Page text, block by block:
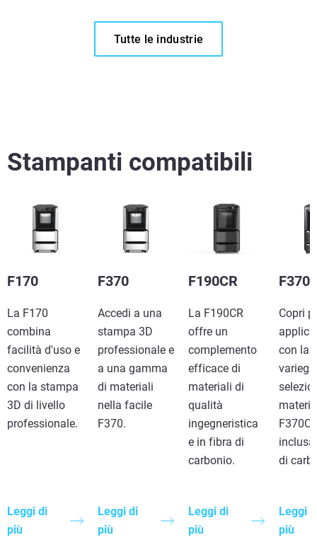
Scopri di più
Ulteriori informazioni
Tutte le industrie
Stampanti compatibili
F170
La F170
combina
facilità d'uso e
convenienza
con la stampa
3D di livello
professionale.
Leggi di
più
F370
Accedi a una
stampa 3D
professionale e
a una gamma
di materiali
nella facile
F370.
Leggi di
più
F190CR
La F190CR
offre un
complemento
efficace di
materiali di
qualità
ingegneristica
e in fibra di
carbonio.
Leggi di
più
Copri
con la
di
Leggi
più